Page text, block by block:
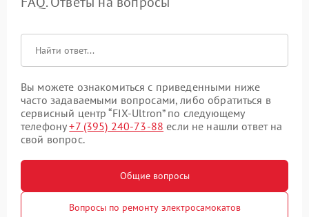
Вы можете ознакомиться с приведенными ниже
часто задаваемыми вопросами, либо обратиться в
сервисный центр “FIX-Ultron” по следующему
телефону+7 (395) 240-73-88 если не нашли ответ на
свой вопрос.
Общие вопросы
Вопросы по ремонту электросамокатов